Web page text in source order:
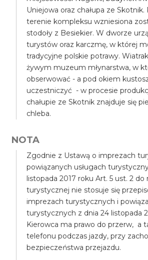
Uniejowa oraz chałupa ze Skotnik.
terenie kompleksu wzniesiona
stodoły z Besiekier. W dworze
turystów oraz karczmę, w której
tradycyjne polskie potrawy.
żywym muzeum młynarstwa, w
obserwować - a pod okiem
uczestniczyć - w procesie
chałupie ze Skotnik znajduje się
chleba.
NOTA
Zgodnie z Ustawą o imprezach
powiązanych usługach
listopada 2017 roku Art. 5 ust. 2 do
turystycznej nie stosuje się
imprezach turystycznych i
turystycznych z dnia 24 listopada
Kierowca ma prawo do przerw, a
telefonu podczas jazdy, przy
bezpieczeństwa przejazdu.